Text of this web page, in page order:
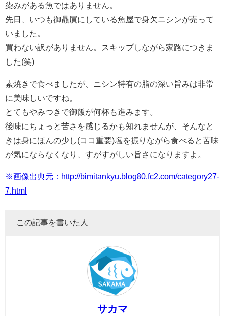
染みがある魚ではありません。
先日、いつも御贔屓にしている魚屋で身欠ニシンが売って
いました。
買わない訳がありません。スキップしながら家路につきま
した(笑)
素焼きで食べましたが、ニシン特有の脂の深い旨みは非常
に美味しいですね。
とてもやみつきで御飯が何杯も進みます。
後味にちょっと苦さを感じるかも知れませんが、そんなと
きは身にほんの少し(ココ重要)塩を振りながら食べると苦味
が気にならなくなり、すがすがしい旨さになりますよ。
※画像出典元：http://bimitankyu.blog80.fc2.com/category27-
7.html
この記事を書いた人
サカマ